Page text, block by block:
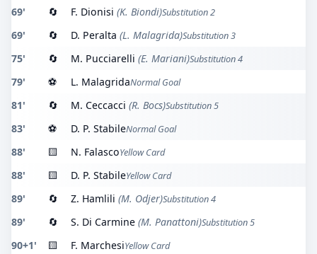
69' 🔄 F. Dionisi (K. Biondi)Substitution 2
69' 🔄 D. Peralta (L. Malagrida)Substitution 3
75' 🔄 M. Pucciarelli (E. Mariani)Substitution 4
79' ⚽ L. MalagridaNormal Goal
81' 🔄 M. Ceccacci (R. Bocs)Substitution 5
83' ⚽ D. P. StabileNormal Goal
88' 🟨 N. FalascoYellow Card
88' 🟨 D. P. StabileYellow Card
89' 🔄 Z. Hamlili (M. Odjer)Substitution 4
89' 🔄 S. Di Carmine (M. Panattoni)Substitution 5
90+1' 🟨 F. MarchesiYellow Card